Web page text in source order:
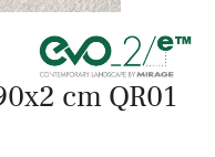
cm QR01